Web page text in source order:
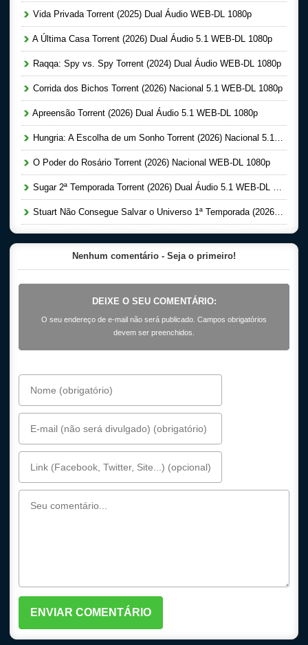
Vida Privada Torrent (2025) Dual Áudio WEB-DL 1080p
A Última Casa Torrent (2026) Dual Áudio 5.1 WEB-DL 1080p
Raqqa: Spy vs. Spy Torrent (2024) Dual Áudio WEB-DL 1080p
Corrida dos Bichos Torrent (2026) Nacional 5.1 WEB-DL 1080p
Apreensão Torrent (2026) Dual Áudio 5.1 WEB-DL 1080p
Hungria: A Escolha de um Sonho Torrent (2026) Nacional 5.1 WEB-DL 1080p
O Poder do Rosário Torrent (2026) Nacional WEB-DL 1080p
Sugar 2ª Temporada Torrent (2026) Dual Áudio 5.1 WEB-DL 1080p
Stuart Não Consegue Salvar o Universo 1ª Temporada (2026) Dual Áudio 5.1 WEB-DL 1080p
Nenhum comentário - Seja o primeiro!
DEIXE O SEU COMENTÁRIO:
O seu endereço de e-mail não será publicado. Campos obrigatórios
devem ser preenchidos.